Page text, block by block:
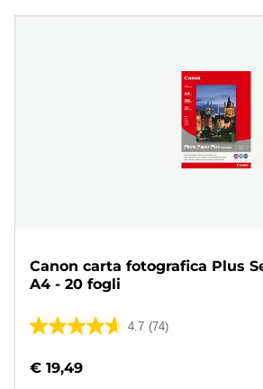
Canon carta fotografica Plus
A4 - 20 fogli
4.7 (74)
4.7
5
€ 19,49